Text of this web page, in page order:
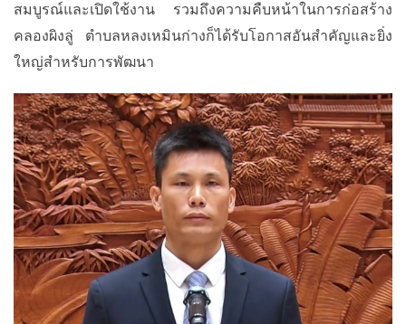
สมบูรณ์และเปิดใช้งาน
รวมถึงความคืบหน้าในการก่อสร้าง
คลองผิงลู่
ตำบลหลงเหมินก่างก็ได้รับโอกาสอันสำคัญและยิ่ง
ใหญ่สำหรับการพัฒนา